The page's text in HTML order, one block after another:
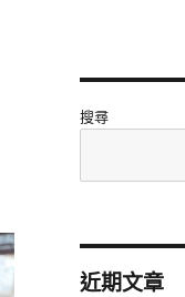
搜尋
近期文章